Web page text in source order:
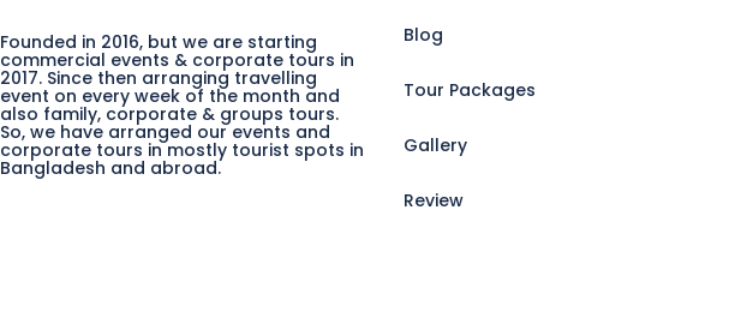
Founded in 2016, but we are starting
commercial events & corporate tours in
2017. Since then arranging travelling
event on every week of the month and
also family, corporate & groups tours.
So, we have arranged our events and
corporate tours in mostly tourist spots in
Bangladesh and abroad.
Blog
Tour Packages
Gallery
Review